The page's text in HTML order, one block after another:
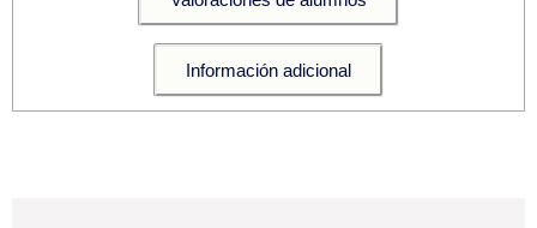
Información adicional